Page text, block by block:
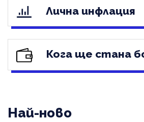
Лична инфлация
Кога ще стана
Най-ново